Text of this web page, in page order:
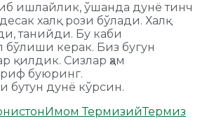
ишлайлик, ўшанда дунё тинч
халқ рози бўлади. Халқ
танийди. Бу каби
керак. Биз бугун
қилдик. Сизлар ҳам
буюринг.
дунё кўрсин.
Имом ТермизийТермиз